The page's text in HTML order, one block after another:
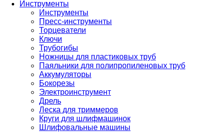
Инструменты
Инструменты
Пресс-инструменты
Торцеватели
Ключи
Трубогибы
Ножницы для пластиковых труб
Паяльники для полипропиленовых труб
Аккумуляторы
Бокорезы
Электроинструмент
Дрель
Леска для триммеров
Круги для шлифмашинок
Шлифовальные машины